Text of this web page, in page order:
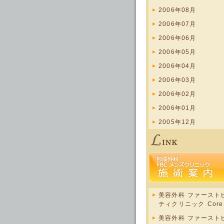
2006年08月
2006年07月
2006年06月
2006年05月
2006年04月
2006年03月
2006年02月
2006年01月
2005年12月
美容外科 ファースト
ティクリニック
美容外科 ファースト